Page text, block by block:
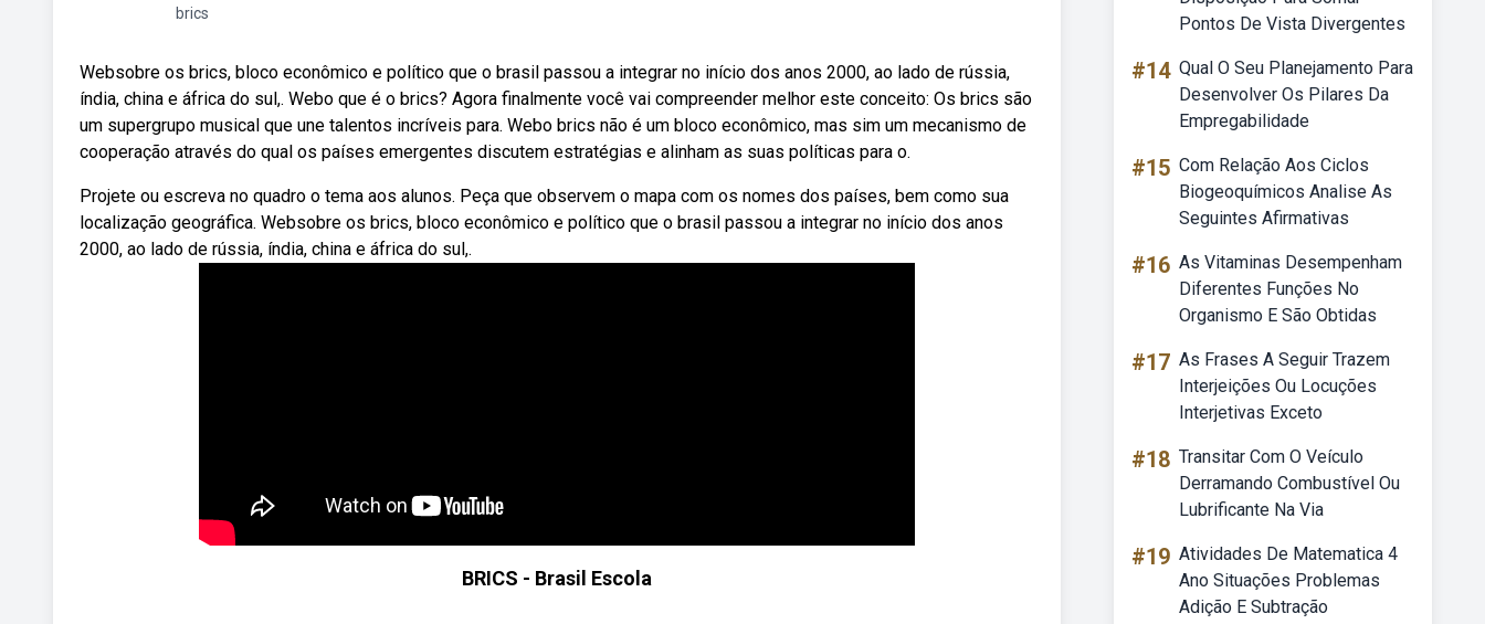
brics
Websobre os brics, bloco econômico e político que o brasil passou a integrar no início dos anos 2000, ao lado de rússia,
índia, china e áfrica do sul,. Webo que é o brics? Agora finalmente você vai compreender melhor este conceito: Os brics são
um supergrupo musical que une talentos incríveis para. Webo brics não é um bloco econômico, mas sim um mecanismo de
cooperação através do qual os países emergentes discutem estratégias e alinham as suas políticas para o.
Projete ou escreva no quadro o tema aos alunos. Peça que observem o mapa com os nomes dos países, bem como sua
localização geográfica. Websobre os brics, bloco econômico e político que o brasil passou a integrar no início dos anos
2000, ao lado de rússia, índia, china e áfrica do sul,.
BRICS - Brasil Escola
Pontos De Vista Divergentes
#14 Qual O Seu Planejamento Para
Desenvolver Os Pilares Da
Empregabilidade
#15 Com Relação Aos Ciclos
Biogeoquímicos Analise As
Seguintes Afirmativas
#16 As Vitaminas Desempenham
Diferentes Funções No
Organismo E São Obtidas
#17 As Frases A Seguir Trazem
Interjeições Ou Locuções
Interjetivas Exceto
#18 Transitar Com O Veículo
Derramando Combustível Ou
Lubrificante Na Via
#19 Atividades De Matematica 4
Ano Situações Problemas
Adição E Subtração